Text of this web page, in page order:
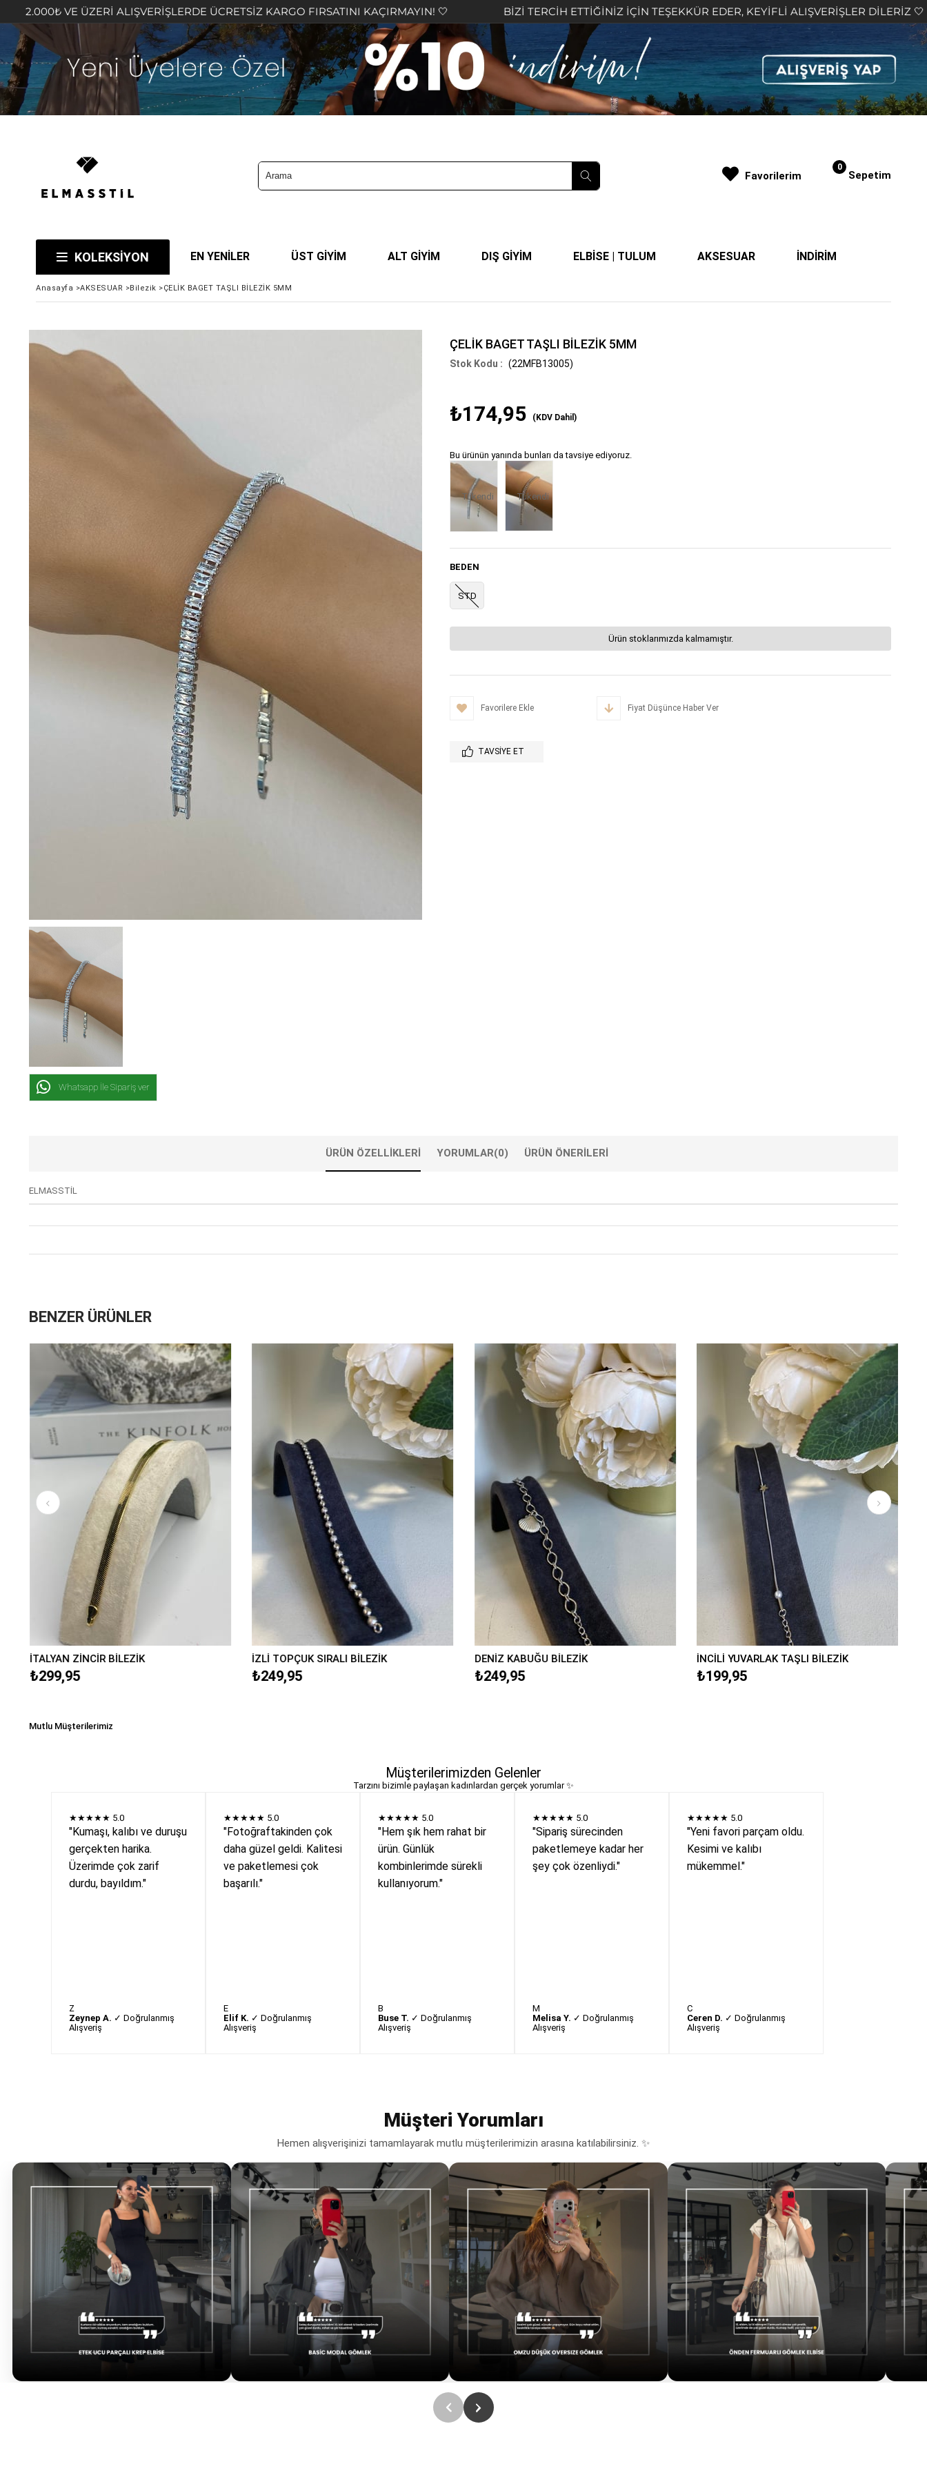
ALIŞVERİŞLERDE ÜCRETSİZ KARGO FIRSATINI KAÇIRMAYIN! 🤍 BİZİ TERCİH ETTİĞİNİZ İÇİN TEŞEKKÜR EDER, KEYİFLİ ALIŞVERİŞLER DİLERİZ 🤍 2.000₺
Sepetim
0
KOLEKSİYON EN YENİLER ÜST GİYİM ALT GİYİM DIŞ GİYİM ELBİSE | TULUM AKSESUAR İNDİRİM
Favorilerim
Anasayfa >AKSESUAR >Bilezik >ÇELİK BAGET TAŞLI BİLEZİK 5MM
Whatsapp İle Sipariş ver
ÇELİK BAGET TAŞLI BİLEZİK 5MM
(22MFB13005)
₺174,95 (KDV Dahil)
Bu ürünün yanında bunları da tavsiye ediyoruz.
Tükendi Tükendi
BEDEN
STD
Ürün stoklarımızda kalmamıştır.
Favorilere Ekle Fiyat Düşünce Haber Ver
TAVSIYE ET
ÜRÜN ÖZELLIKLERI YORUMLAR(0) ÜRÜN ÖNERILERI
ELMASSTİL
BENZER ÜRÜNLER
İTALYAN ZİNCİR BİLEZİK
₺299,95
İZLİ TOPÇUK SIRALI BİLEZİK
₺249,95
DENİZ KABUĞU BİLEZİK
₺249,95
İNCİLİ YUVARLAK TAŞLI BİLEZİK
₺199,95
Mutlu Müşterilerimiz
Müşterilerimizden Gelenler
Tarzını bizimle paylaşan kadınlardan gerçek yorumlar ✨
★★★★★ 5.0
"Kumaşı, kalıbı ve duruşu
gerçekten harika.
Üzerimde çok zarif
durdu, bayıldım."
Z
Zeynep A. ✓ Doğrulanmış
Alışveriş
★★★★★ 5.0
"Fotoğraftakinden çok
daha güzel geldi. Kalitesi
ve paketlemesi çok
başarılı."
E
Elif K. ✓ Doğrulanmış
Alışveriş
★★★★★ 5.0
"Hem şık hem rahat bir
ürün. Günlük
kombinlerimde sürekli
kullanıyorum."
B
Buse T. ✓ Doğrulanmış
Alışveriş
★★★★★ 5.0
"Sipariş sürecinden
paketlemeye kadar her
şey çok özenliydi."
M
Melisa Y. ✓ Doğrulanmış
Alışveriş
★★★★★ 5.0
"Yeni favori parçam oldu.
Kesimi ve kalıbı
mükemmel."
C
Ceren D. ✓ Doğrulanmış
Alışveriş
Müşteri Yorumları
Hemen alışverişinizi tamamlayarak mutlu müşterilerimizin arasına katılabilirsiniz. ✨